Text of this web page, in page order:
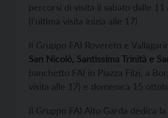
percorsi di visita il sabato dalle
(l’ultima visita inizia alle 17).
Il Gruppo FAI Rovereto e
San Nicolò, Santissima Trinità e
banchetto FAI in Piazza Filzi, a
visita alle 17) e domenica 15
Il Gruppo FAI Alto Garda dedica